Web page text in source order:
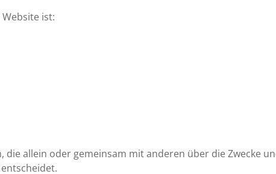
ist:
allein oder gemeinsam mit anderen über die Zwecke